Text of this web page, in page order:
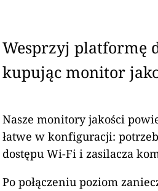
Wesprzyj platformę
kupując monitor
Nasze monitory jakości
łatwe w konfiguracji:
dostępu Wi-Fi i zasilacza
Po połączeniu poziom